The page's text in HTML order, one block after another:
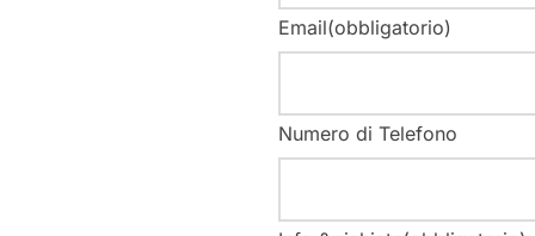
Email(obbligatorio)
Numero di Telefono